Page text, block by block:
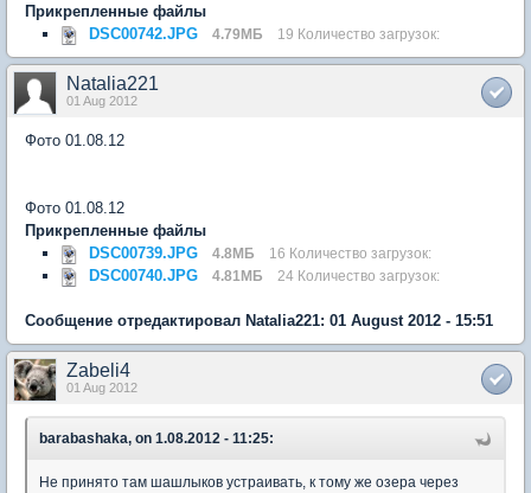
Прикрепленные файлы
DSC00742.JPG
4.79МБ 19 Количество загрузок:
Natalia221
01 Aug 2012
Фото 01.08.12
Фото 01.08.12
Прикрепленные файлы
DSC00739.JPG
4.8МБ 16 Количество загрузок:
DSC00740.JPG 4.81МБ 24 Количество загрузок:
Сообщение отредактировал Natalia221: 01 August 2012 - 15:51
Zabeli4
01 Aug 2012
barabashaka, on 1.08.2012 - 11:25:
Не принято там шашлыков устраивать, к тому же озера через